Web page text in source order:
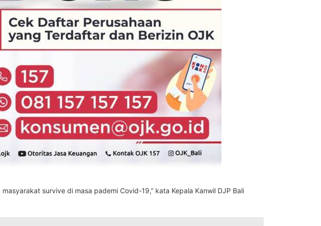
survive di masa pademi Covid-19,” kata Kepala Kanwil DJP Bali